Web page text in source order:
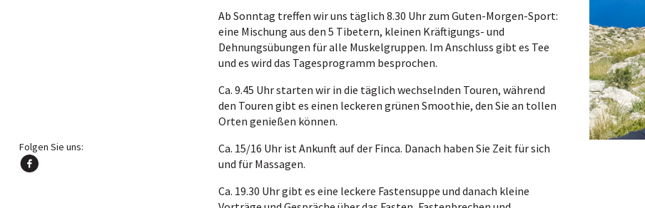
Ab Sonntag treffen wir uns täglich 8.30 Uhr zum Guten-Morgen-Sport:
eine Mischung aus den 5 Tibetern, kleinen Kräftigungs- und
Dehnungsübungen für alle Muskelgruppen. Im Anschluss gibt es Tee
und es wird das Tagesprogramm besprochen.
Ca. 9.45 Uhr starten wir in die täglich wechselnden Touren, während
den Touren gibt es einen leckeren grünen Smoothie, den Sie an tollen
Orten genießen können.
Ca. 15/16 Uhr ist Ankunft auf der Finca. Danach haben Sie Zeit für sich
und für Massagen.
Ca. 19.30 Uhr gibt es eine leckere Fastensuppe und danach kleine
Folgen Sie uns: